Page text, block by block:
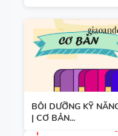
BÔI DƯỠNG KỸ
| CƠ BẢN...